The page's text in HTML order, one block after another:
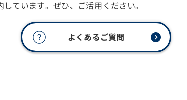
ています。ぜひ、ご活用ください。
よくあるご質問